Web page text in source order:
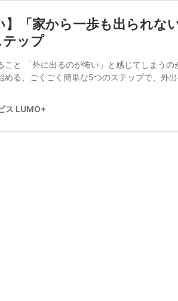
】「家から一歩も出られ
ップ
こと 「外に出るのが怖い」と感じてしまう
める、ごくごく簡単な5つのステップで、外
ス LUMO+